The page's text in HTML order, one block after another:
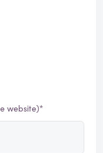
website)*